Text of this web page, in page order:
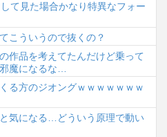
て見た場合かなり特異なフォー
こういうので抜くの？
作品を考えてたんだけど乗って
魔になるな…
る方のジオングｗｗｗｗｗｗｗ
気になる…どういう原理で動い